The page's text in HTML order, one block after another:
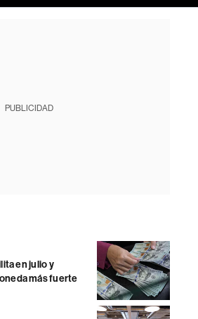
PUBLICIDAD
en julio y
más fuerte